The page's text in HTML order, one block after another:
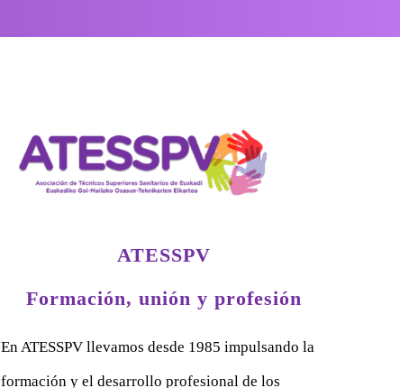
ATESSPV
Formación, unión y profesión
En ATESSPV llevamos desde 1985 impulsando la
formación y el desarrollo profesional de los